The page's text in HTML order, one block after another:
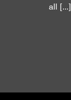
all [...]